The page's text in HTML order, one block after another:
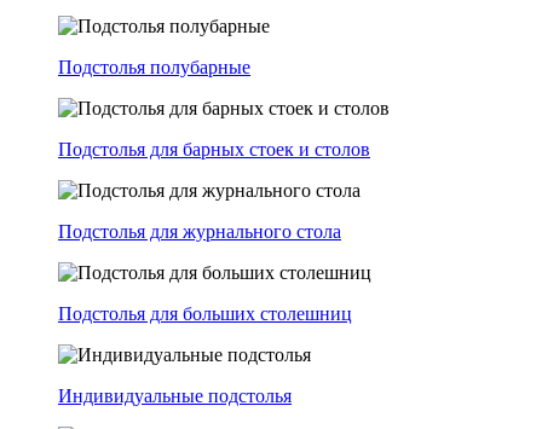
Подстолья полубарные
Подстолья для барных стоек и столов
Подстолья для журнального стола
Подстолья для больших столешниц
Индивидуальные подстолья